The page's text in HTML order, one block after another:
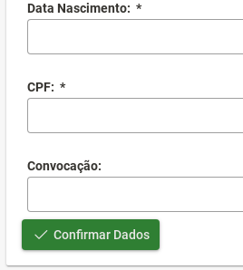
Data Nascimento: *
CPF: *
Convocação:
Confirmar Dados